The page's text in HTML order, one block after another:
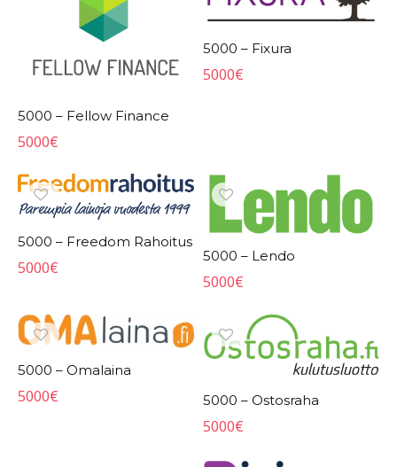
5000 – Fellow Finance
5000€
5000 – Fixura
5000€
5000 – Freedom Rahoitus
5000€
5000 – Lendo
5000€
5000 – Omalaina
5000€ 5000 – Ostosraha
5000€